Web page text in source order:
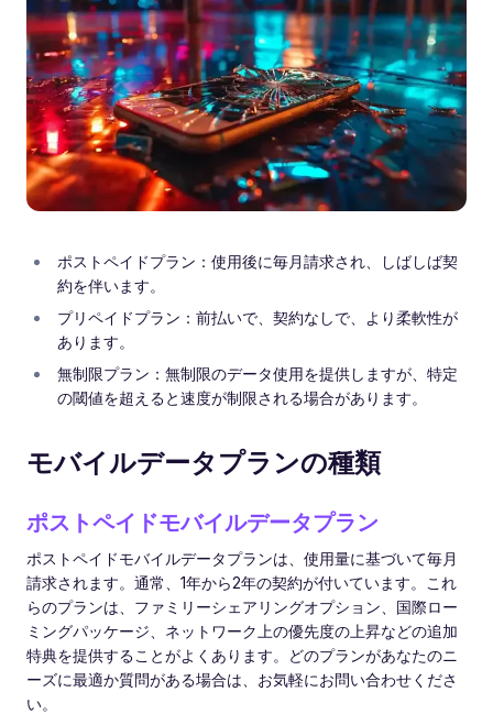
ポストペイドプラン：使用後に毎月請求され、しばしば契
約を伴います。
プリペイドプラン：前払いで、契約なしで、より柔軟性が
あります。
無制限プラン：無制限のデータ使用を提供しますが、特定
の閾値を超えると速度が制限される場合があります。
モバイルデータプランの種類
ポストペイドモバイルデータプラン
ポストペイドモバイルデータプランは、使用量に基づいて毎月
請求されます。通常、1年から2年の契約が付いています。これ
らのプランは、ファミリーシェアリングオプション、国際ロー
ミングパッケージ、ネットワーク上の優先度の上昇などの追加
特典を提供することがよくあります。どのプランがあなたのニ
ーズに最適か質問がある場合は、お気軽にお問い合わせくださ
い。